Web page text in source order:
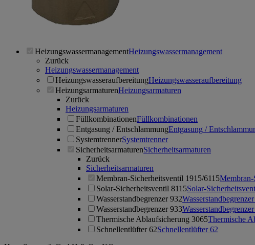
HeizungswassermanagementHeizungswassermanagement
Zurück
Heizungswassermanagement
HeizungswasseraufbereitungHeizungswasseraufbereitung
HeizungsarmaturenHeizungsarmaturen
Zurück
Heizungsarmaturen
FüllkombinationenFüllkombinationen
Entgasung / EntschlammungEntgasung /
SystemtrennerSystemtrenner
SicherheitsarmaturenSicherheitsarmaturen
Zurück
Sicherheitsarmaturen
Membran-Sicherheitsventil 1915/6115
Solar-Sicherheitsventil 8115Solar-
Wasserstandbegrenzer 932
Wasserstandbegrenzer 933
Thermische Ablaufsicherung 3065Thermische
Schnellentlüfter 62Schnellentlüfter 62